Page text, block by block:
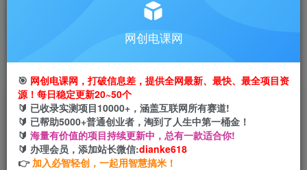
搭建同款网站，自己当老板
开悟1.0-成功者不愿透露的秘密，拥有一个强者心
态，这个世界只尊重强者！
网创电课网
2年前发布
网创电课网
🎯 网创电课网，打破信息差，提供全网最新、最快、最全项目资
源！每日稳定更新20~50个
🔰 已收录实测项目10000+，涵盖互联网所有赛道!
🔰 已帮助5000+普通创业者，淘到了人生中第一桶金！
🔰 海量有价值的项目持续更新中，总有一款适合你!
🔰 办理会员，添加站长微信:dianke618
👉 加入必智轻创，一起用智慧搞米！